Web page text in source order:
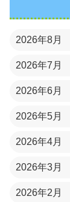
2026年8月
2026年7月
2026年6月
2026年5月
2026年4月
2026年3月
2026年2月